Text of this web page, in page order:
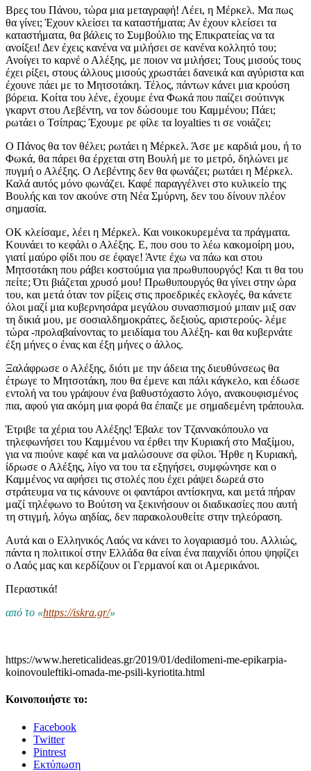
Βρες του Πάνου, τώρα μια μεταγραφή! Λέει, η Μέρκελ. Μα πως
θα γίνει; Έχουν κλείσει τα καταστήματα; Αν έχουν κλείσει τα
καταστήματα, θα βάλεις το Συμβούλιο της Επικρατείας να τα
ανοίξει! Δεν έχεις κανένα να μιλήσει σε κανένα κολλητό του;
Ανοίγει το καρνέ ο Αλέξης, με ποιον να μιλήσει; Τους μισούς τους
έχει ρίξει, στους άλλους μισούς χρωστάει δανεικά και αγύριστα και
έχουνε πάει με το Μητσοτάκη. Τέλος, πάντων κάνει μια κρούση
βόρεια. Κοίτα του λένε, έχουμε ένα Φωκά που παίζει σούτινγκ
γκαρντ στου Λεβέντη, να τον δώσουμε του Καμμένου; Πάει;
ρωτάει ο Τσίπρας; Έχουμε ρε φίλε τα loyalties τι σε νοιάζει;
Ο Πάνος θα τον θέλει; ρωτάει η Μέρκελ. Άσε με καρδιά μου, ή το
Φωκά, θα πάρει θα έρχεται στη Βουλή με το μετρό, δηλώνει με
πυγμή ο Αλέξης. Ο Λεβέντης δεν θα φωνάζει; ρωτάει η Μέρκελ.
Καλά αυτός μόνο φωνάζει. Καφέ παραγγέλνει στο κυλικείο της
Βουλής και τον ακούνε στη Νέα Σμύρνη, δεν του δίνουν πλέον
σημασία.
ΟΚ κλείσαμε, λέει η Μέρκελ. Και νοικοκυρεμένα τα πράγματα.
Κουνάει το κεφάλι ο Αλέξης. Ε, που σου το λέω κακομοίρη μου,
γιατί μαύρο φίδι που σε έφαγε! Άντε έχω να πάω και στου
Μητσοτάκη που ράβει κοστούμια για πρωθυπουργός! Και τι θα του
πείτε; Ότι βιάζεται χρυσό μου! Πρωθυπουργός θα γίνει στην ώρα
του, και μετά όταν τον ρίξεις στις προεδρικές εκλογές, θα κάνετε
όλοι μαζί μια κυβερνησάρα μεγάλου συνασπισμού μπαιν μιξ σαν
τη δικιά μου, με σοσιαλδημοκράτες, δεξιούς, αριστερούς- λέμε
τώρα -προλαβαίνοντας το μειδίαμα του Αλέξη- και θα κυβερνάτε
έξη μήνες ο ένας και έξη μήνες ο άλλος.
Ξαλάφρωσε ο Αλέξης, διότι με την άδεια της διευθύνσεως θα
έτρωγε το Μητσοτάκη, που θα έμενε και πάλι κάγκελο, και έδωσε
εντολή να του γράψουν ένα βαθυστόχαστο λόγο, ανακουφισμένος
πια, αφού για ακόμη μια φορά θα έπαιζε με σημαδεμένη τράπουλα.
Έτριβε τα χέρια του Αλέξης! Έβαλε τον Τζαννακόπουλο να
τηλεφωνήσει του Καμμένου να έρθει την Κυριακή στο Μαξίμου,
για να πιούνε καφέ και να μαλώσουνε σα φίλοι. Ήρθε η Κυριακή,
ίδρωσε ο Αλέξης, λίγο να του τα εξηγήσει, συμφώνησε και ο
Καμμένος να αφήσει τις στολές που έχει ράψει δωρεά στο
στράτευμα να τις κάνουνε οι φαντάροι αντίσκηνα, και μετά πήραν
μαζί τηλέφωνο το Βούτση να ξεκινήσουν οι διαδικασίες που αυτή
τη στιγμή, λόγω αηδίας, δεν παρακολουθείτε στην τηλεόραση.
Αυτά και ο Ελληνικός Λαός να κάνει το λογαριασμό του. Αλλιώς,
πάντα η πολιτικοί στην Ελλάδα θα είναι ένα παιχνίδι όπου ψηφίζει
ο Λαός μας και κερδίζουν οι Γερμανοί και οι Αμερικάνοι.
Περαστικά!
από το «https://iskra.gr/»
https://www.hereticalideas.gr/2019/01/dedilomeni-me-epikarpia-
koinovouleftiki-omada-me-psili-kyriotita.html
Κοινοποιήστε το:
Facebook
Twitter
Pintrest
Εκτύπωση